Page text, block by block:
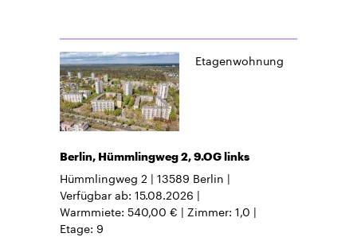
Etagenwohnung
Berlin, Hümmlingweg 2, 9.OG links
Hümmlingweg 2 13589 Berlin
Verfügbar ab 15.08.2026
Warmmiete 540,00 € Zimmer 1,0
Etage 9